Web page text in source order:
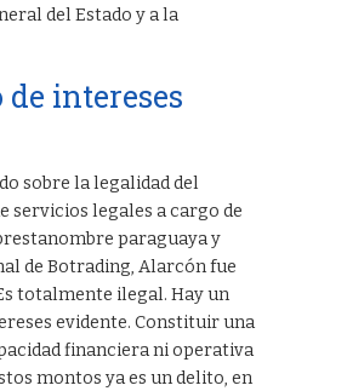
del Estado y a la
intereses
sobre la legalidad del
servicios legales a cargo de
paraguaya y
de Botrading, Alarcón fue
totalmente ilegal. Hay un
evidente. Constituir una
financiera ni operativa
montos ya es un delito, en